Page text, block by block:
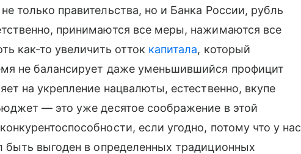
только правительства, но и Банка России, рубль
принимаются все меры, нажимаются все
как-то увеличить отток капитала, который
не балансирует даже уменьшившийся профицит
на укрепление нацвалюты, естественно, вкупе
— это уже десятое соображение в этой
если угодно, потому что у нас
быть выгоден в определенных традиционных